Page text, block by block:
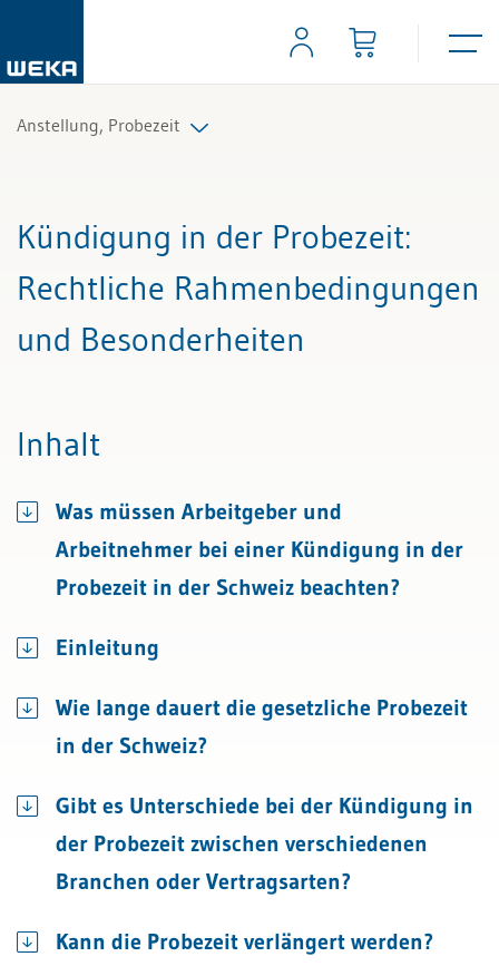
Anstellung, Probezeit
Kündigung in der Probezeit:
Rechtliche Rahmenbedingungen
und Besonderheiten
Inhalt
Was müssen Arbeitgeber und
Arbeitnehmer bei einer Kündigung in der
Probezeit in der Schweiz beachten?
Einleitung
Wie lange dauert die gesetzliche Probezeit
in der Schweiz?
Gibt es Unterschiede bei der Kündigung in
der Probezeit zwischen verschiedenen
Branchen oder Vertragsarten?
Kann die Probezeit verlängert werden?